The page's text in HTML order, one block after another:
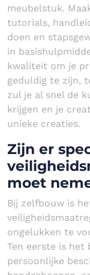
meubelstuk.
tutorials,
doen en
in
kwaliteit om je
geduldig te zijn,
zul je al snel de
krijgen en je
unieke creaties.
Zijn er
moet
Bij zelfbouw is
ongelukken te
Ten eerste is het
persoonlijke